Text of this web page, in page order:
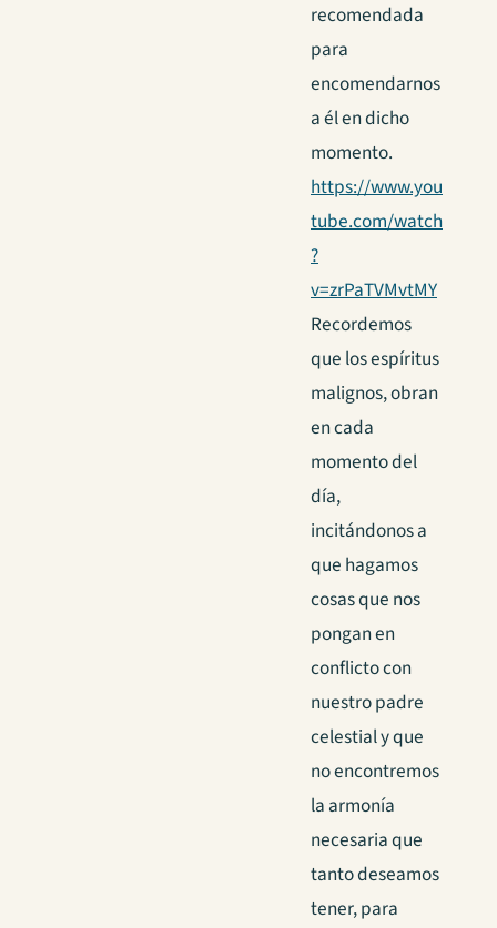
recomendada
para
encomendarnos
a él en dicho
momento.
https://www.you
tube.com/watch
?
v=zrPaTVMvtMY
Recordemos
que los espíritus
malignos, obran
en cada
momento del
día,
incitándonos a
que hagamos
cosas que nos
pongan en
conflicto con
nuestro padre
celestial y que
no encontremos
la armonía
necesaria que
tanto deseamos
tener, para